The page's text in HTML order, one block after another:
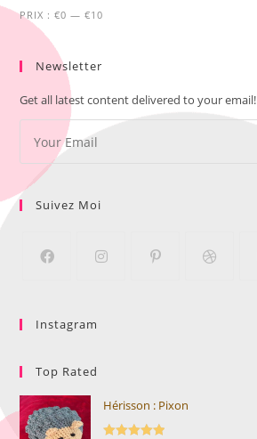
PRIX :€0 —€10
Newsletter
Get all latest content delivered to your email!
Suivez Moi
Instagram
Top Rated
Hérisson : Pixon